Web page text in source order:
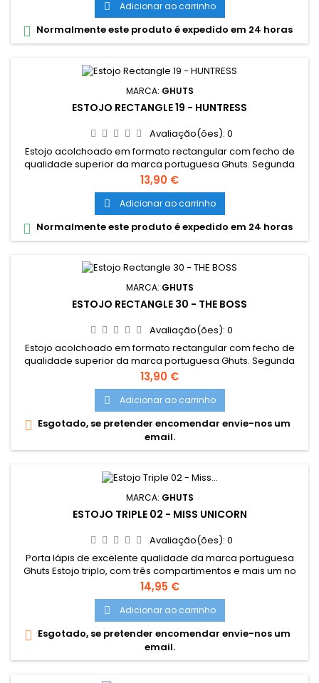
materiais. Alcachoado na parte superior e inferior que
protege os materiais no interior. Dimensões: 22,5 x 5,5 x 9 cm
Material:...
 Adicionar ao carrinho
 Normalmente este produto é expedido em 24 horas
MARCA: GHUTS
ESTOJO RECTANGLE 19 - HUNTRESS
Avaliação(ões): 0
Estojo acolchoado em formato rectangular com fecho de
qualidade superior da marca portuguesa Ghuts. Segunda
bolsa interior que também encerra com fecho. Com pala
interior com elásticos para guardar canetas, lápis e outros
materiais. Alcachoado na parte superior e inferior que
protege os materiais no interior. Dimensões: 22,5 x 5,5 x 9 cm
Material:...
Preço
13,90 €
 Adicionar ao carrinho
 Normalmente este produto é expedido em 24 horas
MARCA: GHUTS
ESTOJO RECTANGLE 30 - THE BOSS
Avaliação(ões): 0
Estojo acolchoado em formato rectangular com fecho de
qualidade superior da marca portuguesa Ghuts. Segunda
bolsa interior que também encerra com fecho. Com pala
interior com elásticos para guardar canetas, lápis e outros
materiais. Alcachoado na parte superior e inferior que
protege os materiais no interior. Dimensões: 22,5 x 5,5 x 9 cm
Material:...
Preço
13,90 €
 Adicionar ao carrinho
 Esgotado, se pretender encomendar envie-nos um
email.
MARCA: GHUTS
ESTOJO TRIPLE 02 - MISS UNICORN
Avaliação(ões): 0
Porta lápis de excelente qualidade da marca portuguesa
Ghuts Estojo triplo, com três compartimentos e mais um no
fecho interior. Dimensões: 22,5 x 11 x 5 cm Características:
Polyester 600D; Fechos e cursor certificados YKK
Preço
14,95 €
 Adicionar ao carrinho
 Esgotado, se pretender encomendar envie-nos um
email.